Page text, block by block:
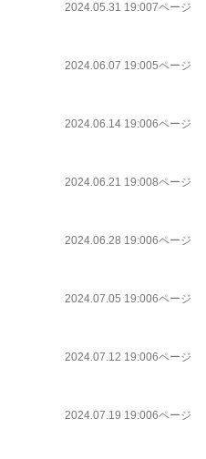
2024.05.31 19:007ページ
2024.06.07 19:005ページ
2024.06.14 19:006ページ
2024.06.21 19:008ページ
2024.06.28 19:006ページ
2024.07.05 19:006ページ
2024.07.12 19:006ページ
2024.07.19 19:006ページ